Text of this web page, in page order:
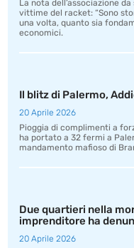
La nota dell’associazione
vittime del racket: “Sono
una volta, quanto sia
economici.
Il blitz di Palermo,
20 Aprile 2026
Pioggia di complimenti a
ha portato a 32 fermi a
mandamento mafioso di
Due quartieri nella
imprenditore ha
20 Aprile 2026